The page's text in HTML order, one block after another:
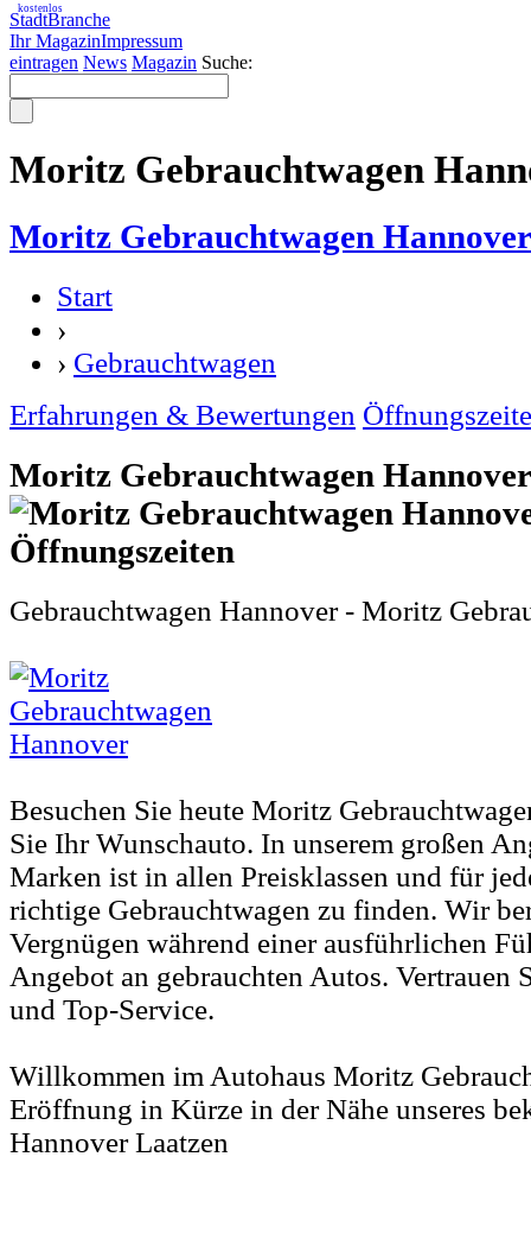
StadtBranche
Ihr MagazinImpressum
kostenlos
eintragen News Magazin Suche:
Moritz Gebrauchtwagen
Moritz Gebrauchtwagen Hannover
Start
›
› Gebrauchtwagen
Erfahrungen & Bewertungen
Moritz Gebrauchtwagen Hannover
Gebrauchtwagen Hannover - Moritz
Besuchen Sie heute Moritz
Sie Ihr Wunschauto. In unserem großen
Marken ist in allen Preisklassen und für
richtige Gebrauchtwagen zu finden. Wir
Vergnügen während einer ausführlichen
Angebot an gebrauchten Autos. Vertrauen
und Top-Service.
Willkommen im Autohaus Moritz
Eröffnung in Kürze in der Nähe unseres
Hannover Laatzen